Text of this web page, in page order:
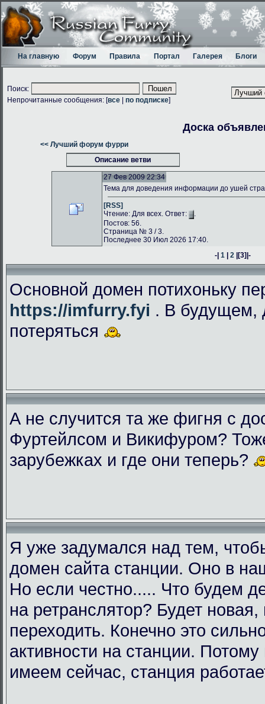
На главную Форум Правила Портал Галерея Блоги
Поиск:
Непрочитанные сообщения: [все по подписке]
Доска
<< Лучший форум фурри
Описание ветви
27 Фев 2009 22:34
Тема для доведения информации до ушей
[RSS]
Чтение: Для всех. Ответ:
.
Постов: 56.
Страница № 3 / 3.
Последнее 30 Июл 2026 17:40.
-|1 |2 |[3]|-
Основной домен потихоньку
https://imfurry.fyi . В будущем,
потеряться
А не случится та же фигня с
Фуртейлсом и Викифуром?
зарубежках и где они теперь?
Я уже задумался над тем,
домен сайта станции. Оно в
Но если честно..... Что будем
на ретранслятор? Будет
переходить. Конечно это
активности на станции. Потому
имеем сейчас, станция